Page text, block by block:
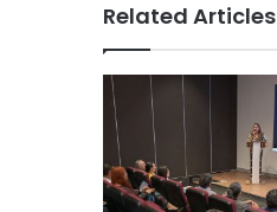
Related Articles